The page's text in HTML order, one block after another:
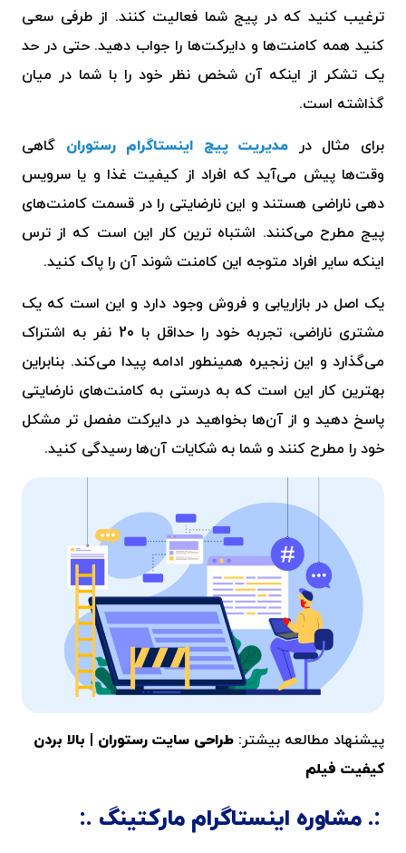
ترغیب کنید که در پیج شما فعالیت کنند. از طرفی سعی
کنید همه کامنت‌ها و دایرکت‌ها را جواب دهید. حتی در حد
یک تشکر از اینکه آن شخص نظر خود را با شما در میان
گذاشته است.
برای مثال در مدیریت پیج اینستاگرام رستوران گاهی
وقت‌ها پیش می‌آید که افراد از کیفیت غذا و یا سرویس
دهی ناراضی هستند و این نارضایتی را در قسمت کامنت‌های
پیج مطرح می‌کنند. اشتباه ترین کار این است که از ترس
اینکه سایر افراد متوجه این کامنت شوند آن را پاک کنید.
یک اصل در بازاریابی و فروش وجود دارد و این است که یک
مشتری ناراضی، تجربه خود را حداقل با 20 نفر به اشتراک
می‌گذارد و این زنجیره همینطور ادامه پیدا می‌کند. بنابراین
بهترین کار این است که به درستی به کامنت‌های نارضایتی
پاسخ دهید و از آن‌ها بخواهید در دایرکت مفصل تر مشکل
خود را مطرح کنند و شما به شکایات آن‌ها رسیدگی کنید.
پیشنهاد مطالعه بیشتر: طراحی سایت رستوران
بالا بردن
کیفیت فیلم
مشاوره اینستاگرام مارکتینگ